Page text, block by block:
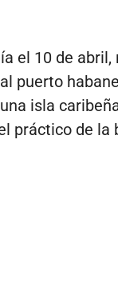
el 10 de
puerto
isla
práctico de la